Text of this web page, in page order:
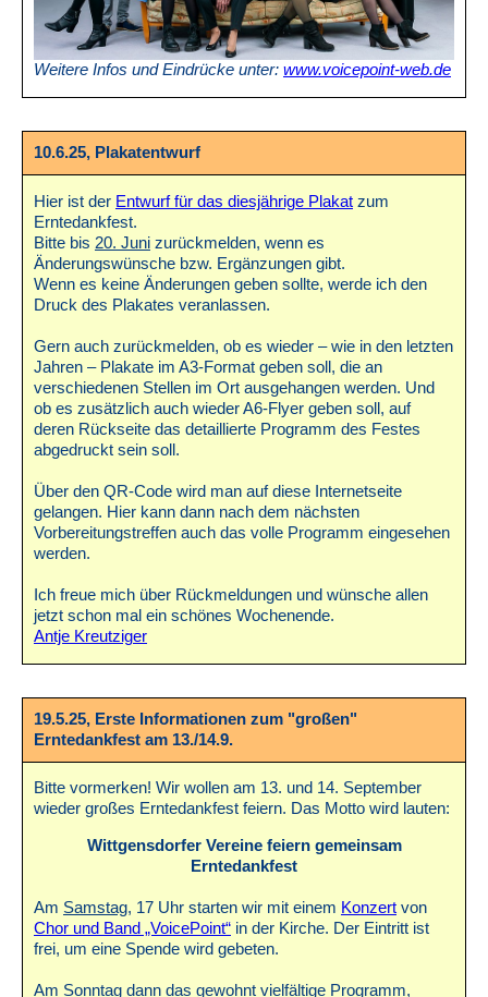
Weitere Infos und Eindrücke unter: www.voicepoint-web.de
10.6.25, Plakatentwurf
Hier ist der Entwurf für das diesjährige Plakat zum
Erntedankfest.
Bitte bis 20. Juni zurückmelden, wenn es
Änderungswünsche bzw. Ergänzungen gibt.
Wenn es keine Änderungen geben sollte, werde ich den
Druck des Plakates veranlassen.
Gern auch zurückmelden, ob es wieder – wie in den letzten
Jahren – Plakate im A3-Format geben soll, die an
verschiedenen Stellen im Ort ausgehangen werden. Und
ob es zusätzlich auch wieder A6-Flyer geben soll, auf
deren Rückseite das detaillierte Programm des Festes
abgedruckt sein soll.
Über den QR-Code wird man auf diese Internetseite
gelangen. Hier kann dann nach dem nächsten
Vorbereitungstreffen auch das volle Programm eingesehen
werden.
Ich freue mich über Rückmeldungen und wünsche allen
jetzt schon mal ein schönes Wochenende.
Antje Kreutziger
19.5.25, Erste Informationen zum "großen"
Erntedankfest am 13./14.9.
Bitte vormerken! Wir wollen am 13. und 14. September
wieder großes Erntedankfest feiern. Das Motto wird lauten:
Wittgensdorfer Vereine feiern gemeinsam
Erntedankfest
Am Samstag, 17 Uhr starten wir mit einem Konzert von
Chor und Band „VoicePoint“ in der Kirche. Der Eintritt ist
frei, um eine Spende wird gebeten.
Am Sonntag dann das gewohnt vielfältige Programm,